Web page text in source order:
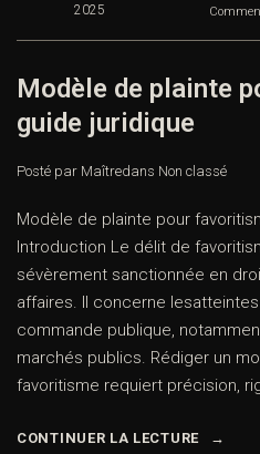
2025
Modèle de plainte
guide juridique
Posté par Maîtredans Non classé
Modèle de plainte pour
Introduction Le délit de
sévèrement sanctionnée en
affaires. Il concerne
commande publique,
marchés publics. Rédiger un
favoritisme requiert précision,
CONTINUER LA LECTURE